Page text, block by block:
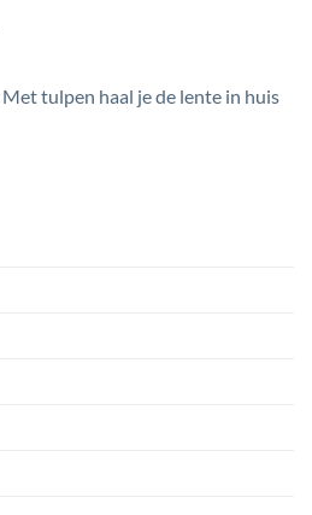
Met tulpen haal je de lente in huis